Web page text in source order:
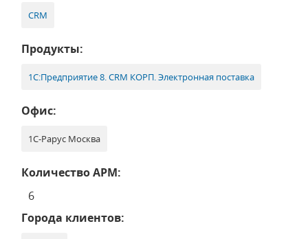
CRM
Продукты:
1С:Предприятие 8. CRM КОРП. Электронная поставка
Офис:
1С-Рарус Москва
Количество АРМ:
6
Города клиентов: